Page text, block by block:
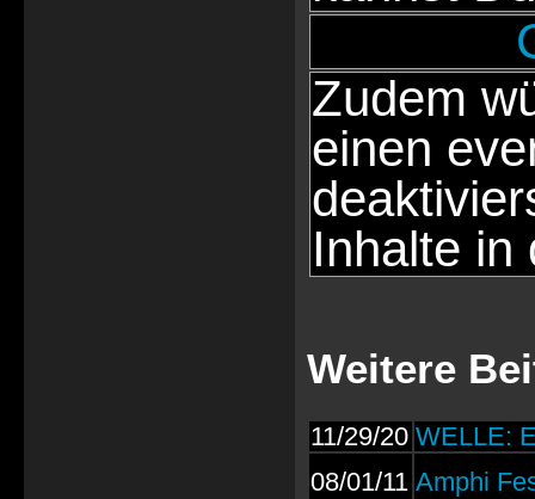
Zudem
einen
Inhalte in
Weitere
11/29/20 WELLE:
08/01/11 Amphi